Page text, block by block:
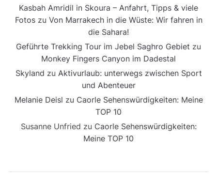
Kasbah Amridil in Skoura – Anfahrt, Tipps & viele
Fotoszu Von Marrakech in die Wüste: Wir fahren in
die Sahara!
Geführte Trekking Tour im Jebel Saghro Gebiet zu
Monkey Fingers Canyon im Dadestal
Skyland zu Aktivurlaub: unterwegs zwischen Sport
und Abenteuer
Melanie Deisl zu Caorle Sehenswürdigkeiten: Meine
TOP 10
Susanne Unfried zu Caorle Sehenswürdigkeiten:
Meine TOP 10